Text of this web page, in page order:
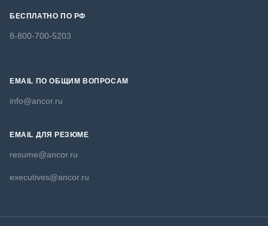
БЕСПЛАТНО ПО РФ
8-800-700-5203
EMAIL ПО ОБЩИМ ВОПРОСАМ
info@ancor.ru
EMAIL ДЛЯ РЕЗЮМЕ
resume@ancor.ru
executives@ancor.ru